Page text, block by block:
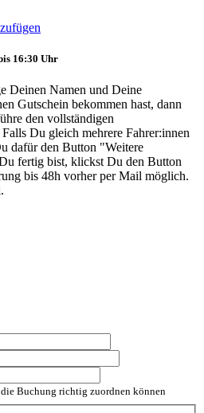
16:30 Uhr
Deinen Namen und Deine
Gutschein bekommen hast, dann
den vollständigen
Du gleich mehrere Fahrer:innen
dafür den Button "Weitere
fertig bist, klickst Du den Button
bis 48h vorher per Mail möglich.
Buchung richtig zuordnen können